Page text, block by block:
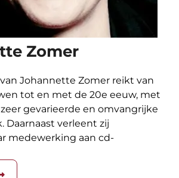
Zomer
Johannette Zomer reikt van
tot en met de 20e eeuw, met
gevarieerde en omvangrijke
Daarnaast verleent zij
medewerking aan cd-